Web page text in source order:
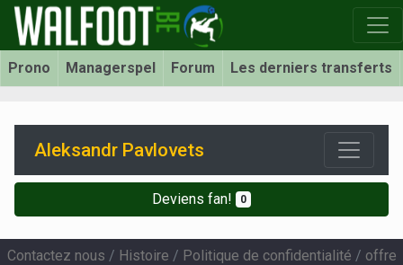
Prono Managerspel Forum Les derniers transferts
Aleksandr Pavlovets
Deviens fan! 0
Contactez nous / Histoire / Politique de confidentialité / offre